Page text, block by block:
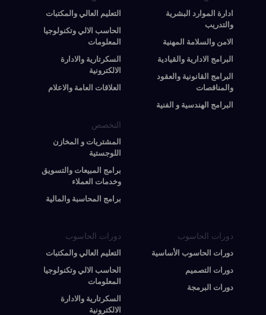
ادارة الموارد البشرية
والتدريب
الامن والسلامة المهنية
البرامج الادارية والقيادية
البرامج القانونية والعقود
والمناقصات
البرامج الهندسية و الفنية
التعليم العالي والمكتبات
الحاسب الالي وتكنولوجيا
المعلومات
السكرتارية والادارة
الالكترونية
العلاقات العامة والاعلام
التخصص
المشتريات و المخازن
اللوجستية
برامج المبيعات والتسويق
وخدمات العملاء
برامج المحاسبة والمالية
دورات الحاسوب
دورات الحاسوب الأساسية
دورات التصميم
دورات البرمجة
دورات الحاسوب
التعليم العالي والمكتبات
الحاسب الالي وتكنولوجيا
المعلومات
السكرتارية والادارة
الالكترونية